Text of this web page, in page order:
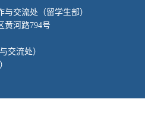
交流处（留学生部）
黄河路794号
交流处）